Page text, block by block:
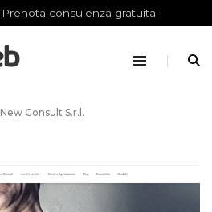
Prenota consulenza gratuita
New Consult S.r.l.